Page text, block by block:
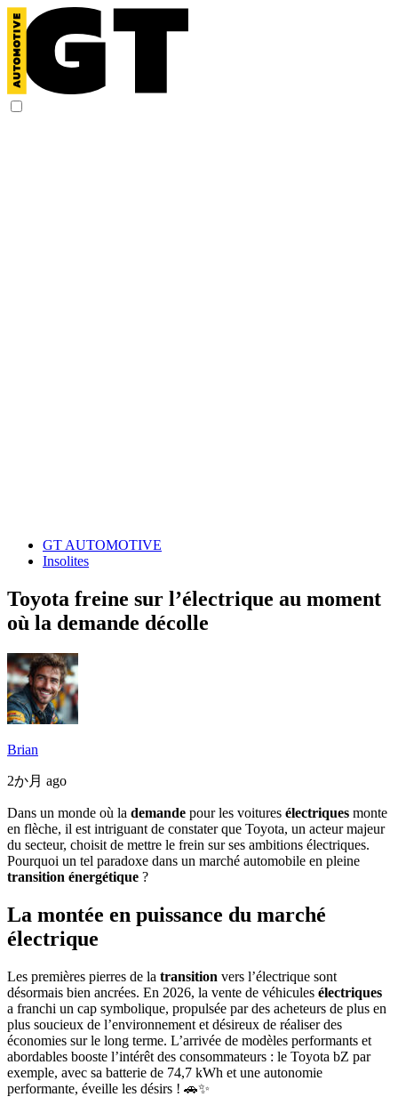
GT AUTOMOTIVE
Insolites
Toyota freine sur l’électrique au moment
où la demande décolle
Brian
2か月 ago
Dans un monde où la demande pour les voitures électriques monte
en flèche, il est intriguant de constater que Toyota, un acteur majeur
du secteur, choisit de mettre le frein sur ses ambitions électriques.
Pourquoi un tel paradoxe dans un marché automobile en pleine
transition énergétique ?
La montée en puissance du marché
électrique
Les premières pierres de la transition vers l’électrique sont
désormais bien ancrées. En 2026, la vente de véhicules électriques
a franchi un cap symbolique, propulsée par des acheteurs de plus en
plus soucieux de l’environnement et désireux de réaliser des
économies sur le long terme. L’arrivée de modèles performants et
abordables booste l’intérêt des consommateurs : le Toyota bZ par
exemple, avec sa batterie de 74,7 kWh et une autonomie
performante, éveille les désirs ! 🚗✨